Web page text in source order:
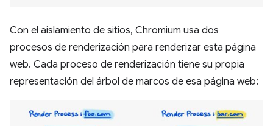
Con el aislamiento de sitios, Chromium usa dos
procesos de renderización para renderizar esta página
web. Cada proceso de renderización tiene su propia
representación del árbol de marcos de esa página web: